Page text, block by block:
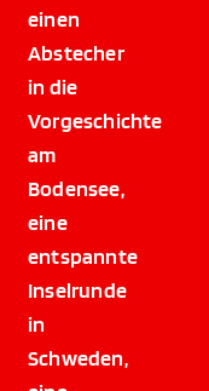
einen
Abstecher
in die
Vorgeschichte
am
Bodensee,
eine
entspannte
Inselrunde
in
Schweden,